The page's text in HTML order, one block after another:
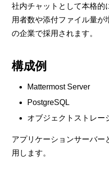
社内チャットとして本格的
用者数や添付ファイル量が
の企業で採用されます。
構成例
Mattermost Server
PostgreSQL
オブジェクトストレー
アプリケーションサーバー
用します。